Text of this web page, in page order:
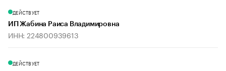
ДЕЙСТВУЕТ
ИП Жабина Раиса Владимировна
ИНН: 224800939613
ДЕЙСТВУЕТ